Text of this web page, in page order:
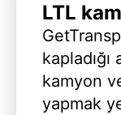
LTL
kamyon
yapmak